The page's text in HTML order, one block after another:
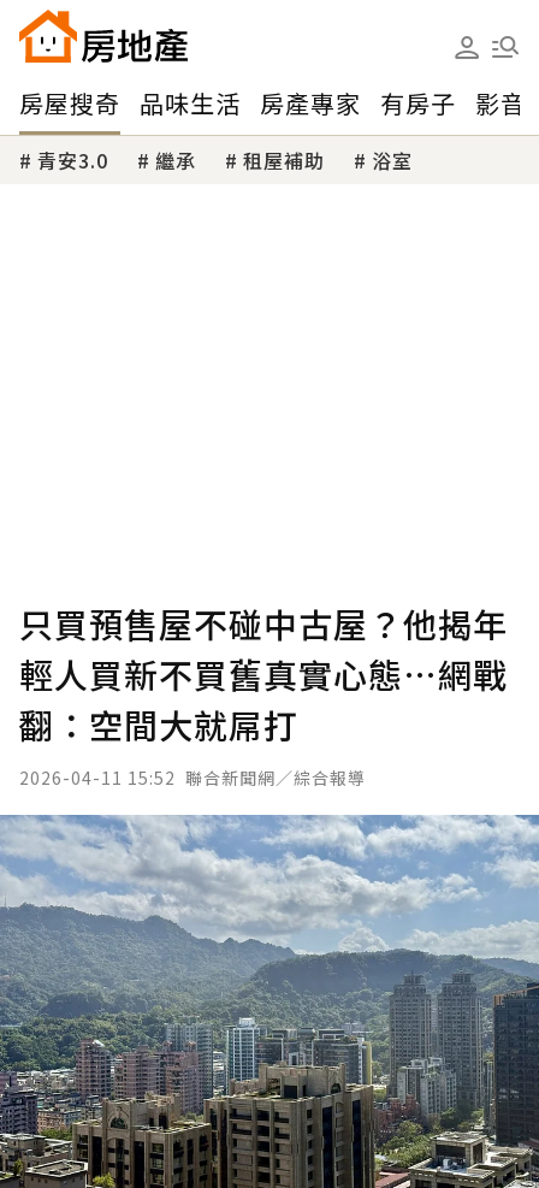
房屋搜奇 品味生活 房產專家 有房子 影音
青安3.0 繼承 租屋補助 浴室
只買預售屋不碰中古屋？他揭年
輕人買新不買舊真實心態…網戰
翻：空間大就屌打
2026-04-11 15:52 聯合新聞網／綜合報導